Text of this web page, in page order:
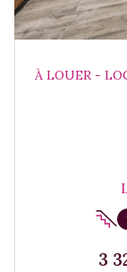
À LOUER -
3